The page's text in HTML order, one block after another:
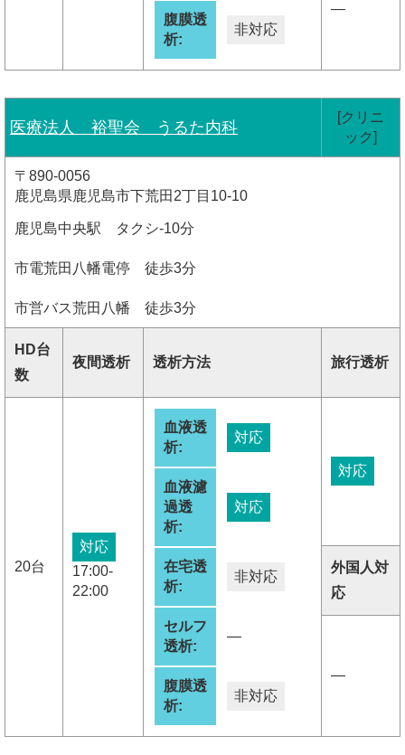
腹膜透
析:
非対応
―
医療法人 裕聖会 うるた内科
[クリニ
ック]
〒890-0056
鹿児島県鹿児島市下荒田2丁目10-10
鹿児島中央駅 タクシ-10分
市電荒田八幡電停 徒歩3分
市営バス荒田八幡 徒歩3分
HD台
数
夜間透析 透析方法 旅行透析
20台
対応
17:00-
22:00
血液透
析:
対応
血液濾
過透
析:
対応
在宅透
析:
非対応
セルフ
透析:
―
腹膜透
析:
非対応
対応
外国人対
応
―